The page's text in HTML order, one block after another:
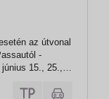
az útvonal
-
15., 25.,
nap: